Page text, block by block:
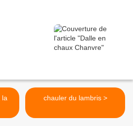
chauler du lambris >